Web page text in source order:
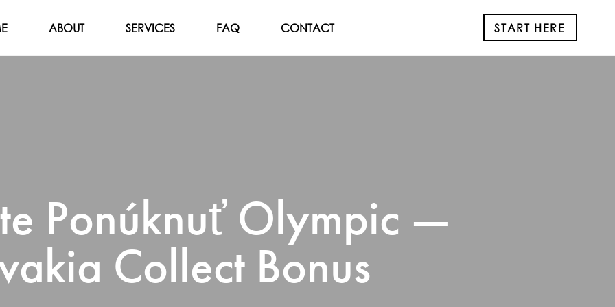
ABOUT SERVICES FAQ CONTACT START HERE
Ponúknuť Olympic —
Collect Bonus